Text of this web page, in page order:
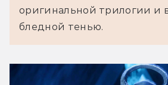
оригинальной трилогии и
бледной тенью.